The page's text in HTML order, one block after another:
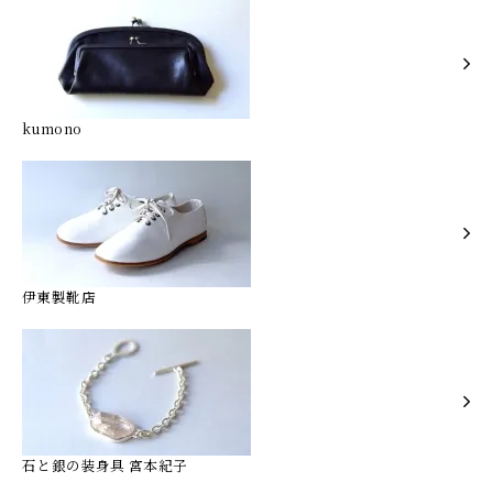
kumono
伊東製靴店
石と銀の装身具 宮本紀子